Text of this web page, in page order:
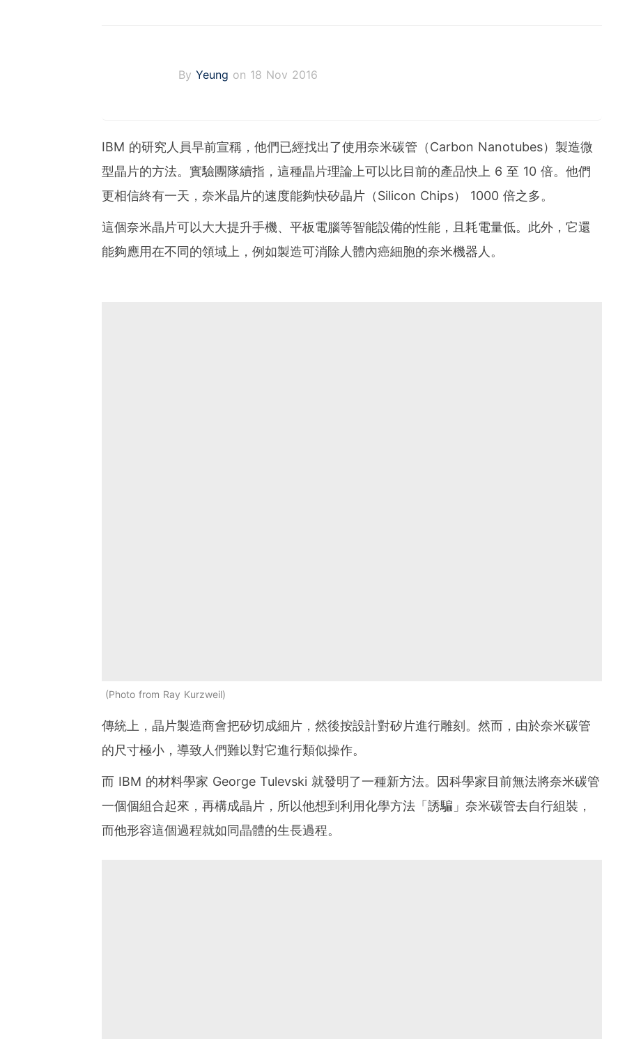
By Yeung on 18 Nov 2016
IBM 的研究人員早前宣稱，他們已經找出了使用奈米碳管（Carbon Nanotubes）製造微
型晶片的方法。實驗團隊續指，這種晶片理論上可以比目前的產品快上 6 至 10 倍。他們
更相信終有一天，奈米晶片的速度能夠快矽晶片（Silicon Chips） 1000 倍之多。
這個奈米晶片可以大大提升手機、平板電腦等智能設備的性能，且耗電量低。此外，它還
能夠應用在不同的領域上，例如製造可消除人體內癌細胞的奈米機器人。
Photo from Ray Kurzweil
傳統上，晶片製造商會把矽切成細片，然後按設計對矽片進行雕刻。然而，由於奈米碳管
的尺寸極小，導致人們難以對它進行類似操作。
而 IBM 的材料學家 George Tulevski 就發明了一種新方法。因科學家目前無法將奈米碳管
一個個組合起來，再構成晶片，所以他想到利用化學方法「誘騙」奈米碳管去自行組裝，
而他形容這個過程就如同晶體的生長過程。